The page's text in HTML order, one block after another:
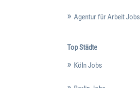
Agentur für Arbeit Jobs
Top Städte
Köln Jobs